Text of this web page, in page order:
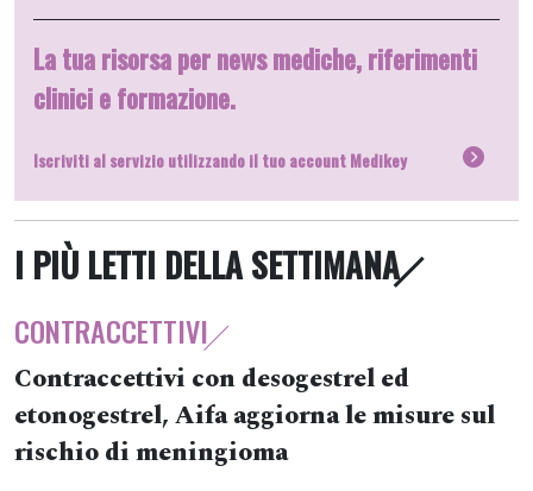
La tua risorsa per news mediche, riferimenti
clinici e formazione.
Iscriviti al servizio utilizzando il tuo account Medikey
I PIÙ LETTI DELLA SETTIMANA
CONTRACCETTIVI
Contraccettivi con desogestrel ed
etonogestrel, Aifa aggiorna le misure sul
rischio di meningioma